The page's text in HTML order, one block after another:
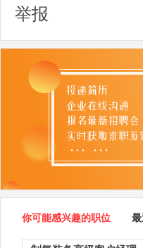
举报
你可能感兴趣的职位